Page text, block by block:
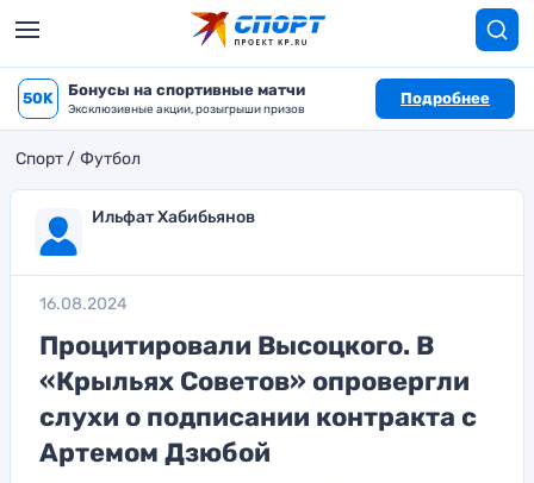
50K Бонусы на спортивные матчи
Эксклюзивные акции, розыгрыши призов
Подробнее
Спорт Футбол
Ильфат Хабибьянов
16.08.2024
Процитировали Высоцкого. В
«Крыльях Советов» опровергли
слухи о подписании контракта с
Артемом Дзюбой